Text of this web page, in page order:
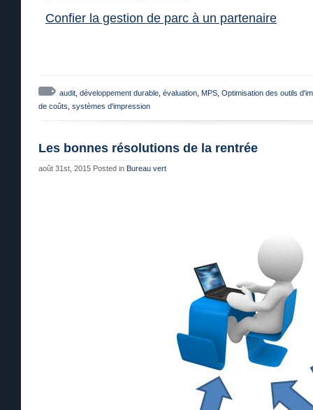
Confier la gestion de parc à un partenaire
audit développement durable évaluation MPS Optimisation des outils
de coûts systèmes d'impression
Les bonnes résolutions de la rentrée
août 31st, 2015 Posted in Bureau vert